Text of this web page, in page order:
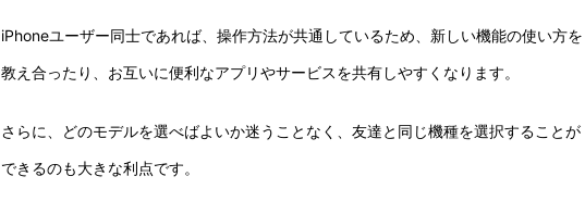
iPhoneユーザー同士であれば、操作方法が共通しているため、新しい機能の使い方を
教え合ったり、お互いに便利なアプリやサービスを共有しやすくなります。
さらに、どのモデルを選べばよいか迷うことなく、友達と同じ機種を選択することが
できるのも大きな利点です。